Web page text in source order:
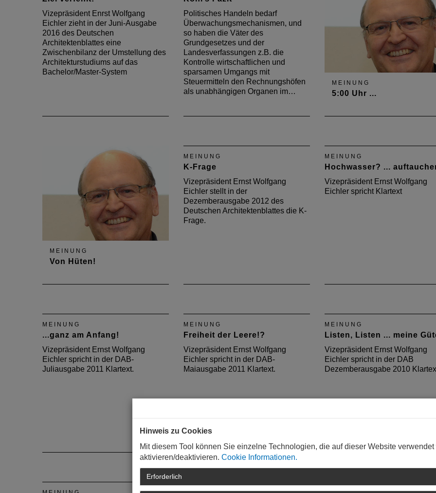
Vizepräsident Enrst Wolfgang
Eichler zieht in der Juni-Ausgabe
2016 des Deutschen
Architektenblattes eine
Zwischenbilanz der Umstellung des
Architekturstudiums auf das
Bachelor/Master-System
Politisches Handeln bedarf
Überwachungsmechanismen, und
so haben die Väter des
Grundgesetzes und der
Landesverfassungen z.B. die
Kontrolle wirtschaftlichen und
sparsamen Umgangs mit
Steuermitteln den Rechnungshöfen
als unabhängigen Organen im…
MEINUNG
5:00 Uhr ...
am Nürburgring
Architektur entstanden wäre?
MEINUNG
Von Hüten!
MEINUNG
K-Frage
Vizepräsident Ernst Wolfgang
Eichler stellt in der
Dezemberausgabe 2012 des
Deutschen Architektenblattes die K-
Frage.
MEINUNG
Hochwasser? ...
Vizepräsident Ernst Wolfgang
Eichler spricht Klartext
MEINUNG
...ganz am Anfang!
Vizepräsident Ernst Wolfgang
Eichler spricht in der DAB-
Juliausgabe 2011 Klartext.
MEINUNG
Freiheit der Leere!?
Vizepräsident Ernst Wolfgang
Eichler spricht in der DAB-
Maiausgabe 2011 Klartext.
MEINUNG
Listen, Listen ... meine
Vizepräsident Ernst Wolfgang
Eichler spricht in der DAB
Dezemberausgabe 2010
Hinweis zu Cookies
Mit diesem Tool können Sie einzelne Technologien, die auf dieser Website verwendet
aktivieren/deaktivieren. Cookie Informationen.
Erforderlich